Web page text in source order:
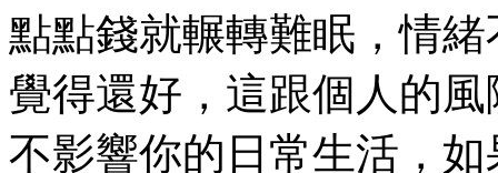
點點錢就輾轉難眠，情
覺得還好，這跟個人的
不影響你的日常生活，